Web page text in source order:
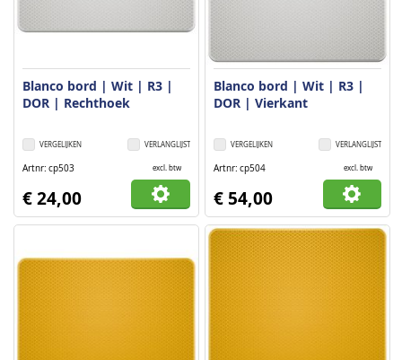
Blanco bord | Wit | R3 |
DOR | Rechthoek
VERLANGLIJST
VERGELIJKEN
Artnr cp503 excl. btw
€ 24,00
Blanco bord | Wit | R3 |
DOR | Vierkant
VERLANGLIJST
VERGELIJKEN
Artnr cp504 excl. btw
€ 54,00